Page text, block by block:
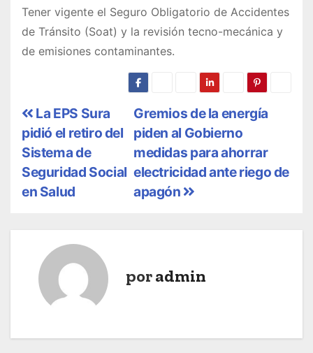
Tener vigente el Seguro Obligatorio de Accidentes
de Tránsito (Soat) y la revisión tecno-mecánica y
de emisiones contaminantes.
N
a
v
e
ó
Gremios de la energía
piden al Gobierno
medidas para ahorrar
electricidad ante riego de
apagón
La EPS Sura
pidió el retiro del
Sistema de
Seguridad Social
en Salud
poradmin